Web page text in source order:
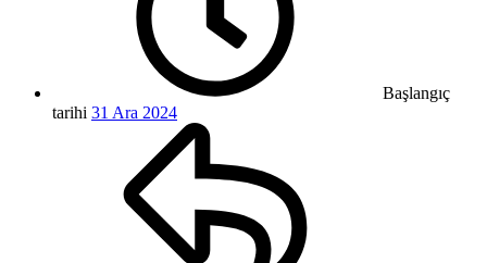
Başlangıç
tarihi 31 Ara 2024